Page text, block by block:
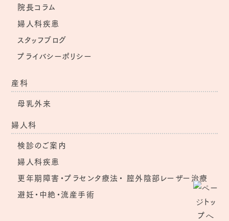
院長コラム
婦人科疾患
スタッフブログ
プライバシーポリシー
産科
母乳外来
婦人科
検診のご案内
婦人科疾患
更年期障害・プラセンタ療法・ 膣外陰部レーザー治療
避妊・中絶・流産手術